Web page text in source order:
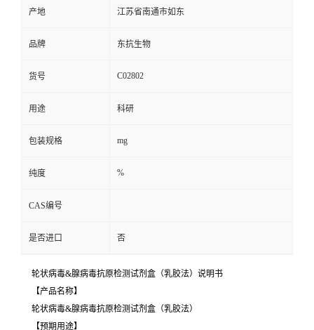
产地 江苏省南通市如东
品牌 东抗生物
货号 C02802
用途 科研
包装规格 mg
纯度 %
CAS编号
是否进口 否
轮状病毒&腺病毒抗原检测试剂盒（乳胶法）说明书
【产品名称】
轮状病毒&腺病毒抗原检测试剂盒（乳胶法）
【预期用途】